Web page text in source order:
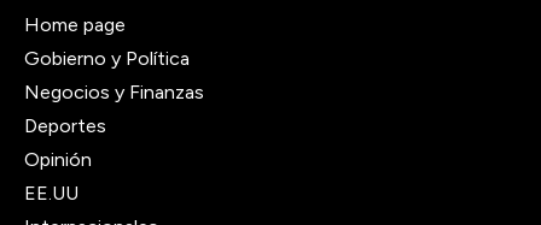
Home page
Gobierno y Política
Negocios y Finanzas
Deportes
Opinión
EE.UU